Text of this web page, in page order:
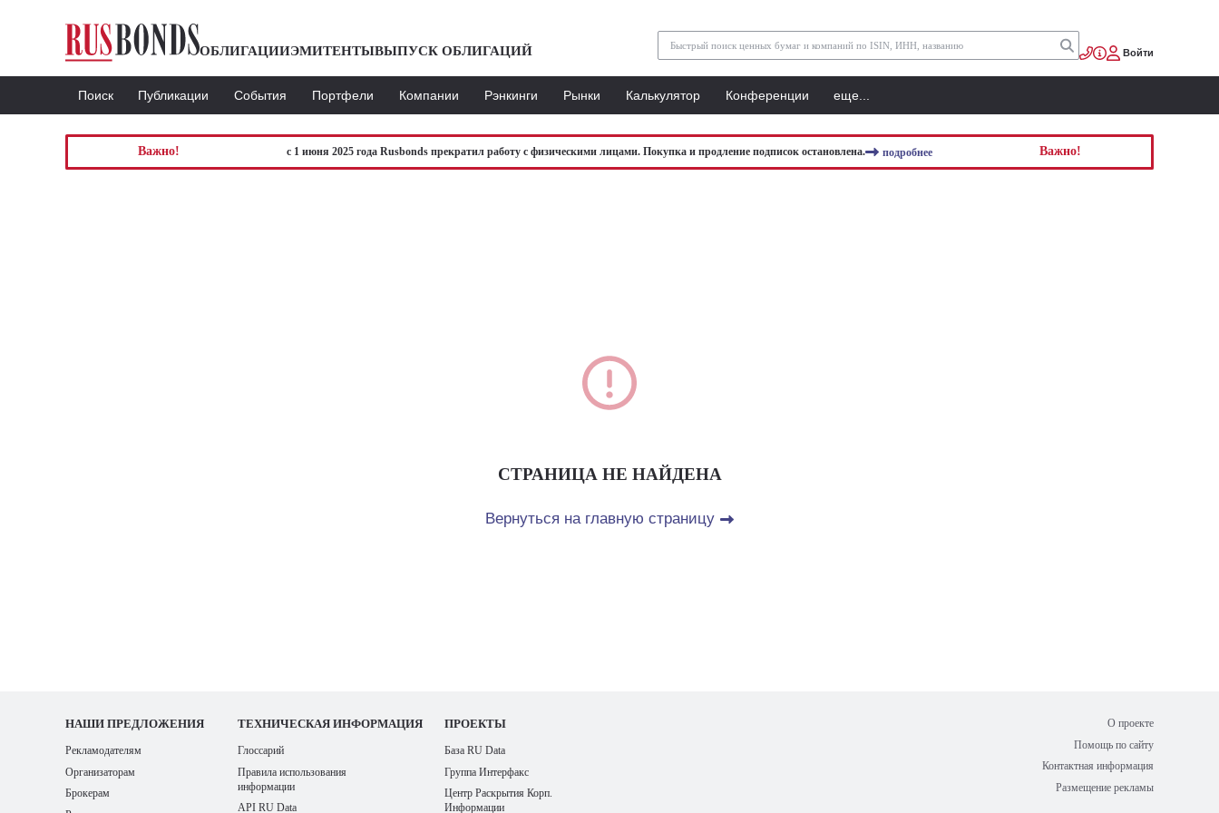
ОБЛИГАЦИИЭМИТЕНТЫВЫПУСК ОБЛИГАЦИЙ Войти
Поиск Публикации События Портфели Компании Рэнкинги Рынки Калькулятор Конференции еще...
Важно! с 1 июня 2025 года Rusbonds прекратил работу с физическими лицами. Покупка и продление подписок остановлена. подробнее Важно!
СТРАНИЦА НЕ НАЙДЕНА
Вернуться на главную страницу
НАШИ ПРЕДЛОЖЕНИЯ
Рекламодателям
Организаторам
Брокерам
ТЕХНИЧЕСКАЯ ИНФОРМАЦИЯ
Глоссарий
Правила использования
информации
API RU Data
ПРОЕКТЫ
База RU Data
Группа Интерфакс
Центр Раскрытия Корп.
Информации
О проекте
Помощь по сайту
Контактная информация
Размещение рекламы